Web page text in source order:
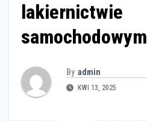
lakiernictwie
samochodowym
By admin
KWI 13, 2025